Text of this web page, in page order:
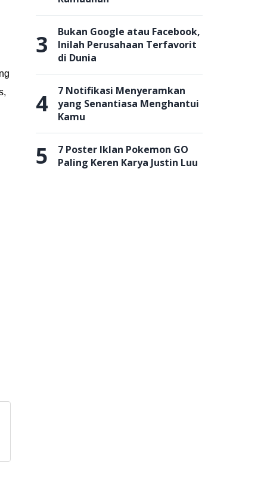
3
Bukan Google atau Facebook,
Inilah Perusahaan Terfavorit
di Dunia
4
7 Notifikasi Menyeramkan
yang Senantiasa Menghantui
Kamu
5
7 Poster Iklan Pokemon GO
Paling Keren Karya Justin Luu